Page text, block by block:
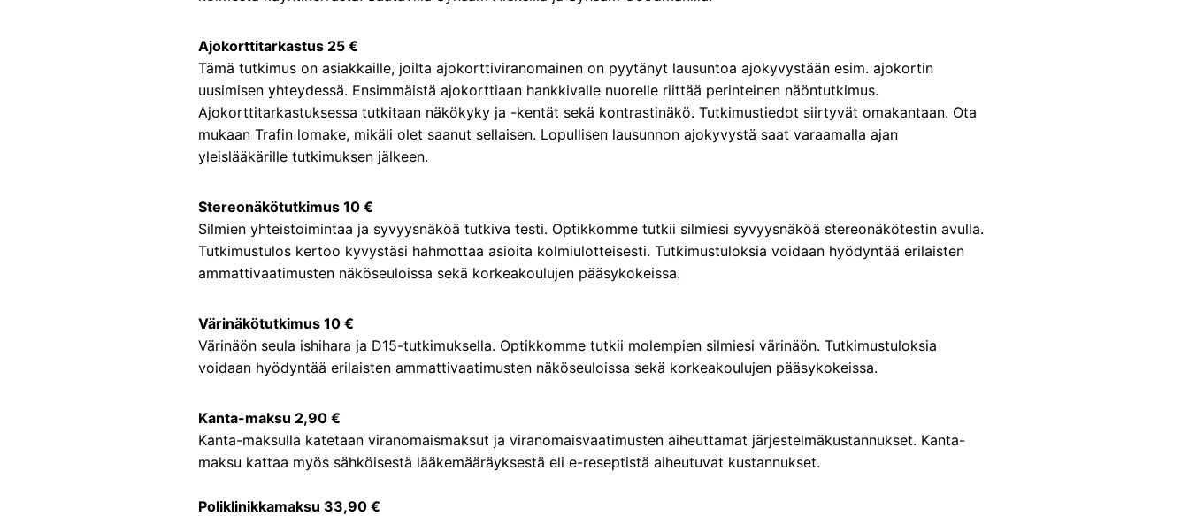
Ajokorttitarkastus 25 €
Tämä tutkimus on asiakkaille, joilta ajokorttiviranomainen on pyytänyt lausuntoa ajokyvystään esim. ajokortin
uusimisen yhteydessä. Ensimmäistä ajokorttiaan hankkivalle nuorelle riittää perinteinen näöntutkimus.
Ajokorttitarkastuksessa tutkitaan näkökyky ja -kentät sekä kontrastinäkö. Tutkimustiedot siirtyvät omakantaan. Ota
mukaan Trafin lomake, mikäli olet saanut sellaisen. Lopullisen lausunnon ajokyvystä saat varaamalla ajan
yleislääkärille tutkimuksen jälkeen.
Stereonäkötutkimus 10 €
Silmien yhteistoimintaa ja syvyysnäköä tutkiva testi. Optikkomme tutkii silmiesi syvyysnäköä stereonäkötestin avulla.
Tutkimustulos kertoo kyvystäsi hahmottaa asioita kolmiulotteisesti. Tutkimustuloksia voidaan hyödyntää erilaisten
ammattivaatimusten näköseuloissa sekä korkeakoulujen pääsykokeissa.
Värinäkötutkimus 10 €
Värinäön seula ishihara ja D15-tutkimuksella. Optikkomme tutkii molempien silmiesi värinäön. Tutkimustuloksia
voidaan hyödyntää erilaisten ammattivaatimusten näköseuloissa sekä korkeakoulujen pääsykokeissa.
Kanta-maksu 2,90 €
Kanta-maksulla katetaan viranomaismaksut ja viranomaisvaatimusten aiheuttamat järjestelmäkustannukset. Kanta-
maksu kattaa myös sähköisestä lääkemääräyksestä eli e-reseptistä aiheutuvat kustannukset.
Poliklinikkamaksu 33,90 €